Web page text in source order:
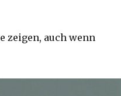
zeigen, auch wenn